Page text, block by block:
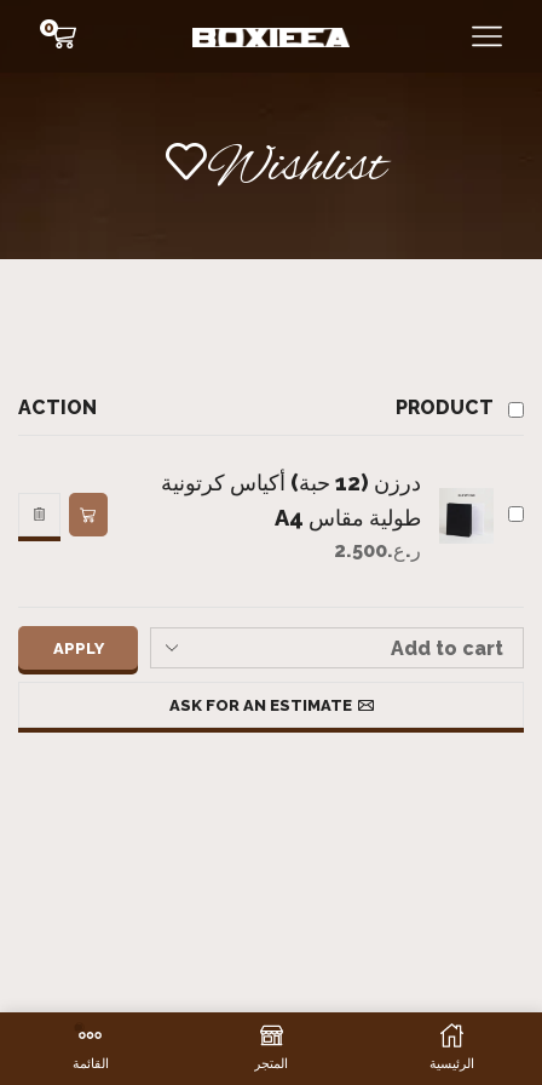
0
Wishlist
PRODUCT
ACTION
درزن (12 حبة) أكياس كرتونية
طولية مقاس A4
ر.ع.2.500
APPLY
ASK FOR AN ESTIMATE
الرئيسية المتجر القائمة